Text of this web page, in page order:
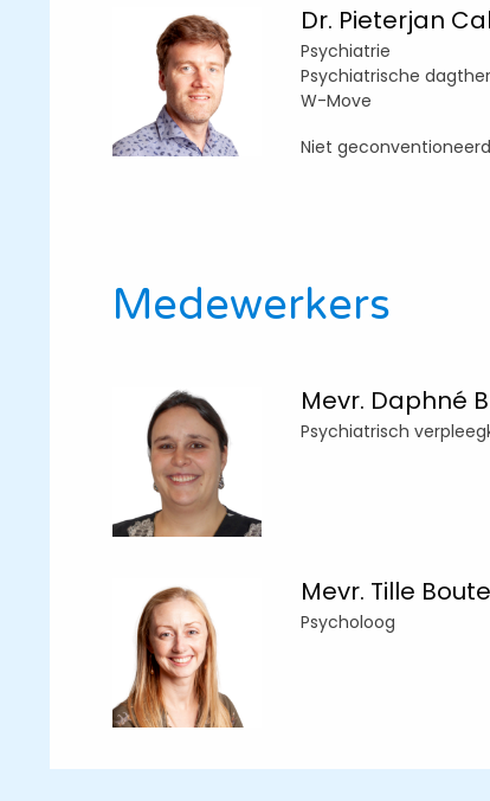
Dr. Pieterjan
Psychiatrie
Psychiatrische
W-Move
Niet geconventioneerd
Medewerkers
Mevr. Daphné
Psychiatrisch
Mevr. Tille
Psycholoog